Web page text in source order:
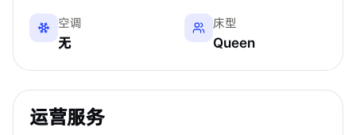
空调
无
床型
Queen
运营服务